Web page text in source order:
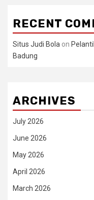
RECENT
Situs Judi Bola on
Badung
ARCHIVES
July 2026
June 2026
May 2026
April 2026
March 2026